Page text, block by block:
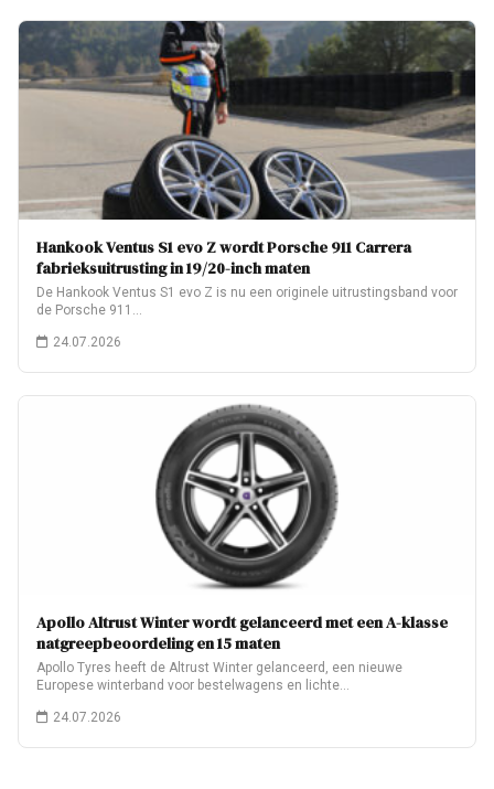
Hankook Ventus S1 evo Z wordt Porsche 911 Carrera
fabrieksuitrusting in 19/20-inch maten
De Hankook Ventus S1 evo Z is nu een originele uitrustingsband voor
de Porsche 911…
24.07.2026
Apollo Altrust Winter wordt gelanceerd met een A-klasse
natgreepbeoordeling en 15 maten
Apollo Tyres heeft de Altrust Winter gelanceerd, een nieuwe
Europese winterband voor bestelwagens en lichte…
24.07.2026